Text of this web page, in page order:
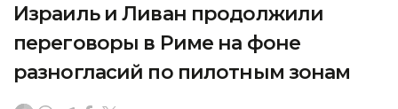
Израиль и Ливан продолжили
переговоры в Риме на фоне
разногласий по пилотным зонам